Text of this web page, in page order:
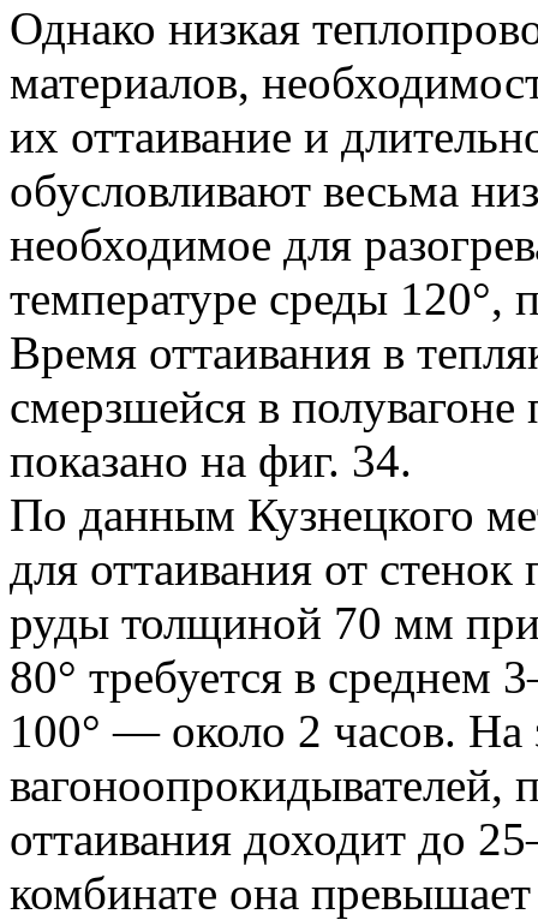
Однако низкая
материалов,
их оттаивание и
обусловливают весьма
необходимое для
температуре среды 120°,
Время оттаивания в
смерзшейся в
показано на фиг. 34.
По данным Кузнецкого
для оттаивания от
руды толщиной 70 мм при
80° требуется в среднем
100° — около 2 часов.
вагоноопрокидывателей,
оттаивания доходит до
комбинате она